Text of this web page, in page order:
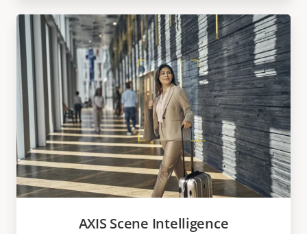
AXIS Scene Intelligence